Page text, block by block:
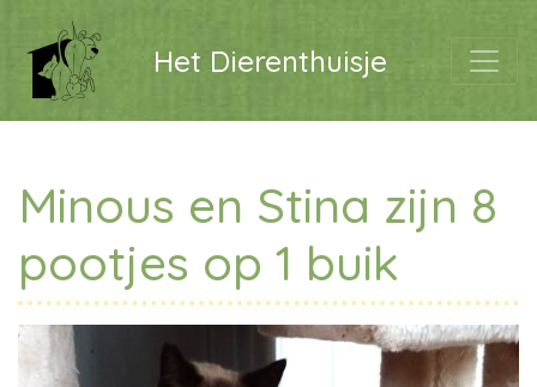
Het Dierenthuisje
Minous en Stina zijn 8
pootjes op 1 buik